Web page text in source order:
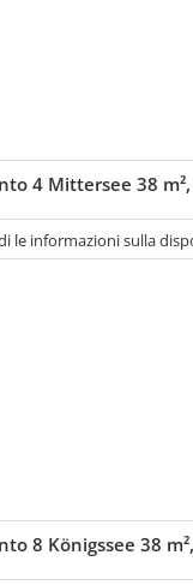
4 Mittersee 38
le informazioni sulla
8 Königssee 38